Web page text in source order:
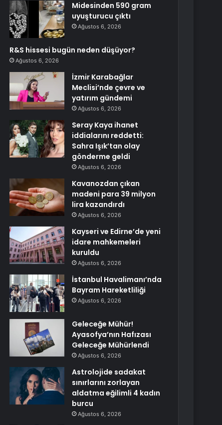
Midesinden 590 gram
uyuşturucu çıktı
Ağustos 6, 2026
R&S hissesi bugün neden düşüyor?
Ağustos 6, 2026
İzmir Karabağlar
Meclisi’nde çevre ve
yatırım gündemi
Ağustos 6, 2026
Seray Kaya ihanet
iddialarını reddetti:
Sahra Işık’tan olay
gönderme geldi
Ağustos 6, 2026
Kavanozdan çıkan
madeni para 39 milyon
lira kazandırdı
Ağustos 6, 2026
Kayseri ve Edirne’de yeni
idare mahkemeleri
kuruldu
Ağustos 6, 2026
İstanbul Havalimanı’nda
Bayram Hareketliliği
Ağustos 6, 2026
Geleceğe Mühür!
Ayasofya’nın Hafızası
Geleceğe Mühürlendi
Ağustos 6, 2026
Astrolojide sadakat
sınırlarını zorlayan
aldatma eğilimli 4 kadın
burcu
Ağustos 6, 2026